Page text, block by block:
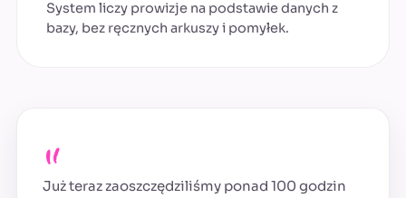
System liczy prowizje na podstawie danych z
bazy, bez ręcznych arkuszy i pomyłek.
„
Już teraz zaoszczędziliśmy ponad 100 godzin